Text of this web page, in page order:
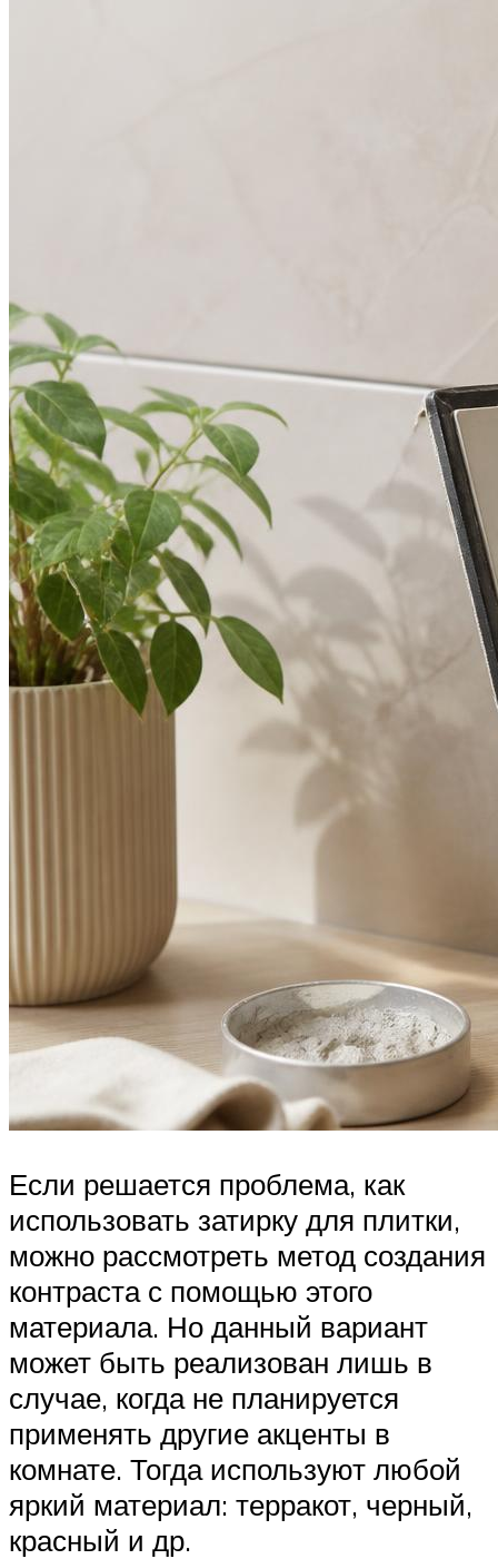
Если решается проблема, как
использовать затирку для плитки,
можно рассмотреть метод создания
контраста с помощью этого
материала. Но данный вариант
может быть реализован лишь в
случае, когда не планируется
применять другие акценты в
комнате. Тогда используют любой
яркий материал: терракот, черный,
красный и др.